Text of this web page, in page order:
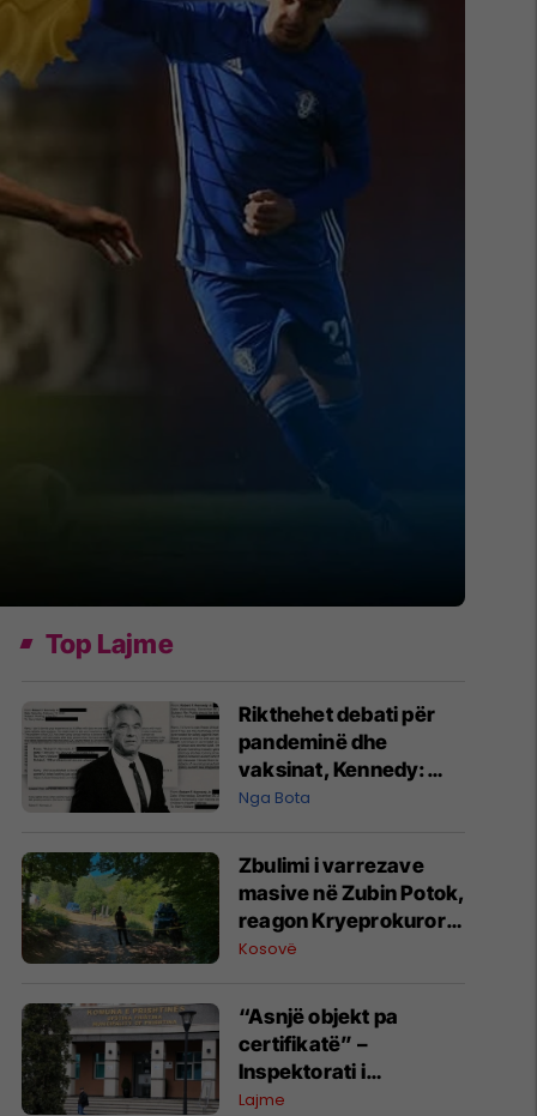
Top Lajme
Rikthehet debati për
pandeminë dhe
vaksinat, Kennedy:
Izolimi na bëri dëm
Nga Bota
Zbulimi i varrezave
masive në Zubin Potok,
reagon Kryeprokurori i
Shtetit
Kosovë
“Asnjë objekt pa
certifikatë” –
Inspektorati i
Prishtinës
Lajme